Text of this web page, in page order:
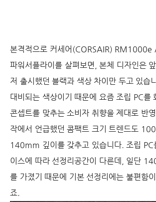
본격적으로 커세어(CORSAIR) RM1000e
파워서플라이를 살펴보면, 본체 디자인은
저 출시했던 블랙과 색상 차이만 두고 있습
대비되는 색상이기 때문에 요즘 조립 PC를
콘셉트를 맞추는 소비자 취향을 제대로 반
작에서 언급했던 콤팩트 크기 트렌드도
140mm 깊이를 갖추고 있습니다. 조립 PC
이스에 따라 선정리공간이 다른데, 일단
를 가졌기 때문에 기본 선정리에는 불편함
죠.